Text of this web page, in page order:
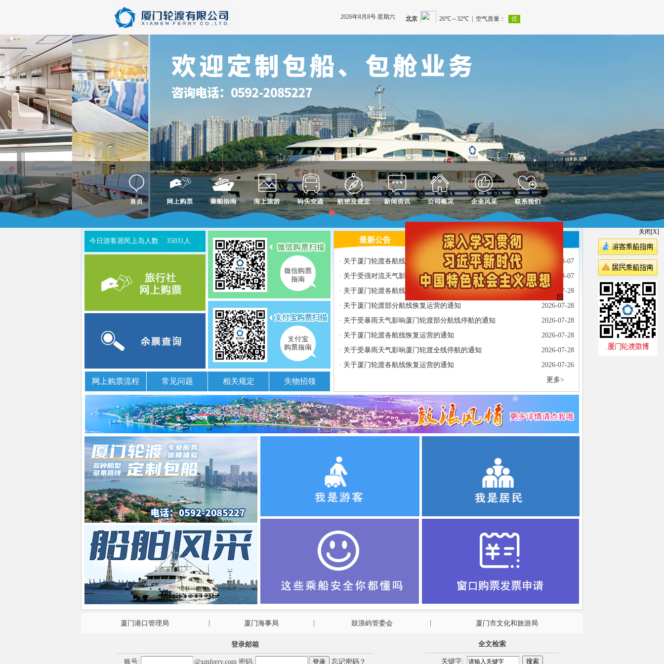
2026年8月8号 星期六
今日游客居民上岛人数 35031人
网上购票流程 常见问题 相关规定 失物招领
最新公告 公司新闻 企业风采
· 关于厦门轮渡各航线恢复运营的通知
2026-08-07
· 关于受强对流天气影响厦门轮渡全线停航的通知
2026-08-07
· 关于厦门轮渡各航线恢复运营的通知
2026-07-28
· 关于厦门轮渡部分航线恢复运营的通知
2026-07-28
· 关于受暴雨天气影响厦门轮渡部分航线停航的通知
2026-07-28
· 关于厦门轮渡各航线恢复运营的通知
2026-07-28
· 关于受暴雨天气影响厦门轮渡全线停航的通知
2026-07-28
· 关于厦门轮渡各航线恢复运营的通知
2026-07-26
更多>
厦门港口管理局 厦门海事局 鼓浪屿管委会 厦门市文化和旅游局
登录邮箱
账号: @xmferry.com密码: 忘记密码？
全文检索
关键字:
关闭[X]